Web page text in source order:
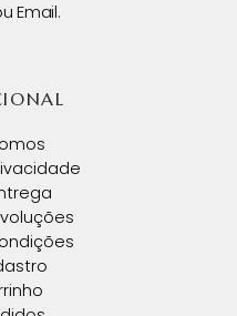
Email.